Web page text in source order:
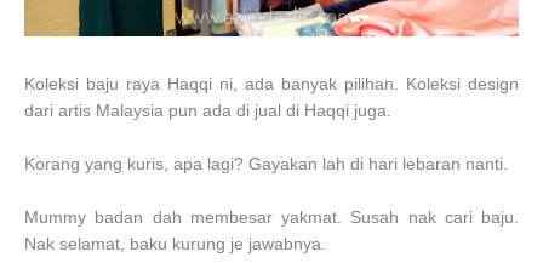
Koleksi baju raya Haqqi ni, ada banyak pilihan. Koleksi design
dari artis Malaysia pun ada di jual di Haqqi juga.
Korang yang kuris, apa lagi? Gayakan lah di hari lebaran nanti.
Mummy badan dah membesar yakmat. Susah nak cari baju.
Nak selamat, baku kurung je jawabnya.